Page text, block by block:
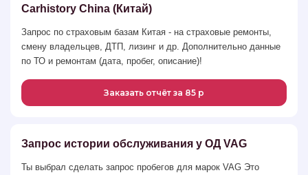
Carhistory China (Китай)
Запрос по страховым базам Китая - на страховые ремонты,
смену владельцев, ДТП, лизинг и др. Дополнительно данные
по ТО и ремонтам (дата, пробег, описание)!
Заказать отчёт за 85 р
Запрос истории обслуживания у ОД VAG
Ты выбрал сделать запрос пробегов для марок VAG Это